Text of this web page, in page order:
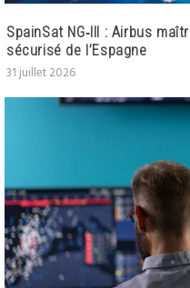
SpainSat NG‑III : Airbus
sécurisé de l’Espagne
31 juillet 2026